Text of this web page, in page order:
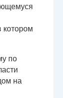
котором
по
на